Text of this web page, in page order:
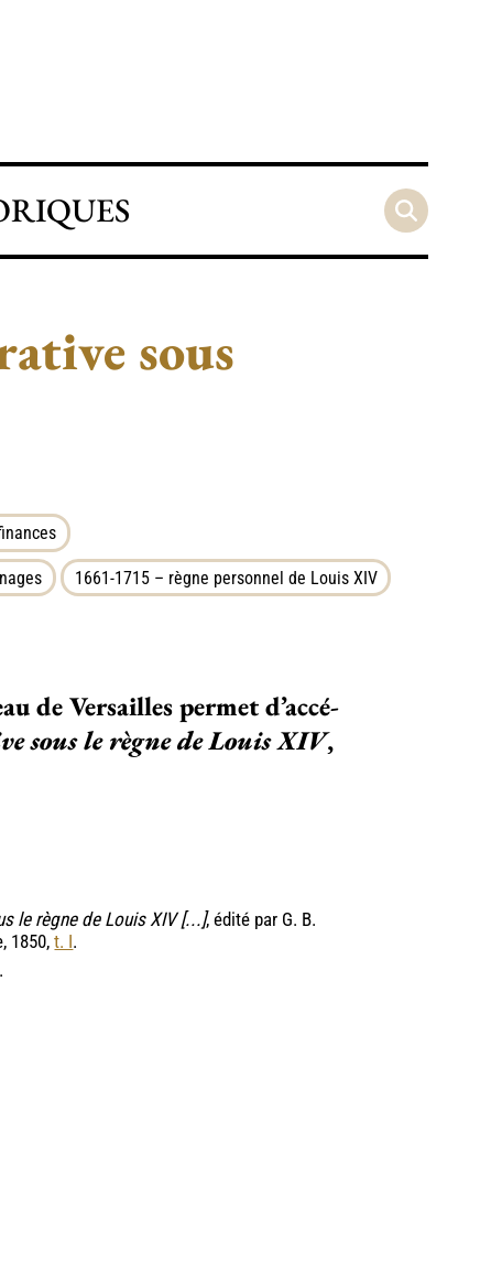
sous
1661-1715 – règne personnel de Louis XIV
de Versailles per­­­met d’accé­­­
sous le règne de Louis XIV,
le règne de Louis XIV [...], édité par G. B.
1850,t. I.